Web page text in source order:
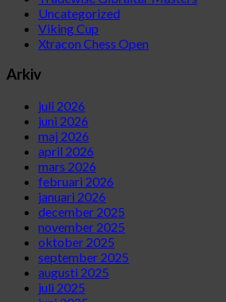
Uncategorized
Viking Cup
Xtracon Chess Open
Arkiv
juli 2026
juni 2026
maj 2026
april 2026
mars 2026
februari 2026
januari 2026
december 2025
november 2025
oktober 2025
september 2025
augusti 2025
juli 2025